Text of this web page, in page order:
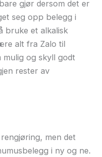
gjør dersom det er
seg opp belegg i
bruke et alkalisk
alt fra Zalo til
mulig og skyll godt
rester av
men det
i ny og ne.